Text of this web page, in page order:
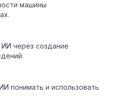
машины
через создание
понимать и использовать